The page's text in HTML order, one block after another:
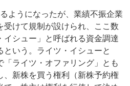
ようになったが、業績不振企業
けて規制が設けられ、ここ数
シュー」と呼ばれる資金調達
いう。ライツ・イシューと
ライツ・オファリング」とも
、新株を買う権利（新株予約権